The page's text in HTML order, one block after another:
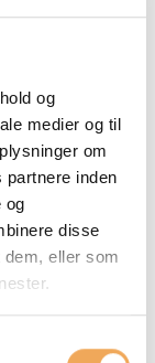
og
medier og til
om
inden
og
disse
eller som